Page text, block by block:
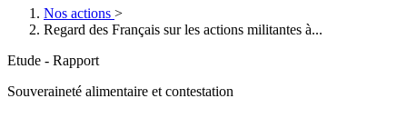
Nos actions >
Regard des Français sur les actions militantes à...
Etude - Rapport
Souveraineté alimentaire et contestation